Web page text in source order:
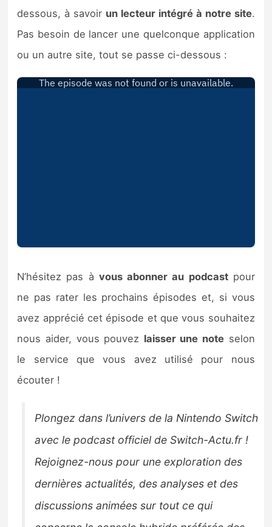
dessous, à savoir un lecteur intégré à notre site.
Pas besoin de lancer une quelconque application
ou un autre site, tout se passe ci-dessous :
N’hésitez pas à vous abonner au podcastpour
ne pas rater les prochains épisodes et, si vous
avez apprécié cet épisode et que vous souhaitez
nous aider, vous pouvez laisser une note selon
le service que vous avez utilisé pour nous
écouter !
Plongez dans l’univers de la Nintendo Switch
avec le podcast officiel de Switch-Actu.fr !
Rejoignez-nous pour une exploration des
dernières actualités, des analyses et des
discussions animées sur tout ce qui